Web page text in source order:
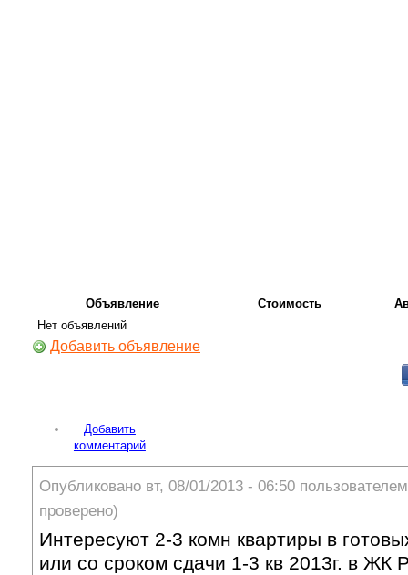
Объявление Стоимость
Нет объявлений
Добавить объявление
Добавить
комментарий
Опубликовано вт, 08/01/2013 - 06:50
проверено)
Интересуют 2-3 комн квартиры в
или со сроком сдачи 1-3 кв 2013г. в ЖК